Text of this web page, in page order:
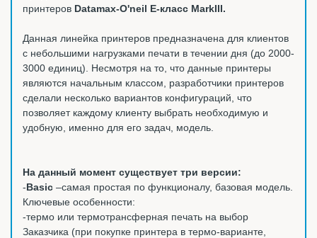
принтеров Datamax-O'neil E-класс MarkIII.
Данная линейка принтеров предназначена для клиентов
с небольшими нагрузками печати в течении дня (до 2000-
3000 единиц). Несмотря на то, что данные принтеры
являются начальным классом, разработчики принтеров
сделали несколько вариантов конфигураций, что
позволяет каждому клиенту выбрать необходимую и
удобную, именно для его задач, модель.
На данный момент существует три версии:
-Basic –самая простая по функционалу, базовая модель.
Ключевые особенности:
-термо или термотрансферная печать на выбор
Заказчика (при покупке принтера в термо-варианте,